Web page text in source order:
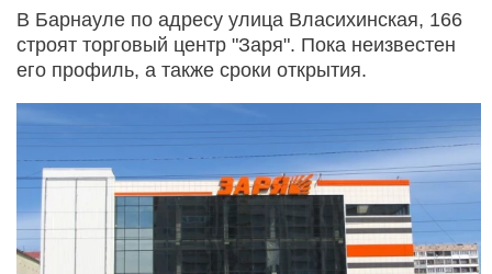
В Барнауле по адресу улица Власихинская, 166
строят торговый центр "Заря". Пока неизвестен
его профиль, а также сроки открытия.